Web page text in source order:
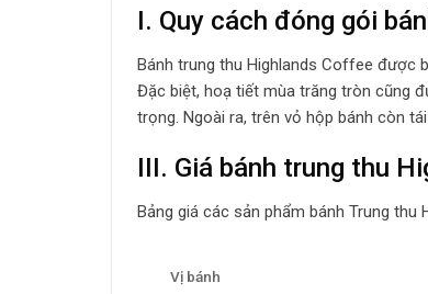
I. Quy cách đóng gói
Bánh trung thu Highlands Coffee được
Đặc biệt, hoạ tiết mùa trăng tròn cũng
trọng. Ngoài ra, trên vỏ hộp bánh còn
III. Giá bánh trung thu
Bảng giá các sản phẩm bánh Trung
Vị bánh